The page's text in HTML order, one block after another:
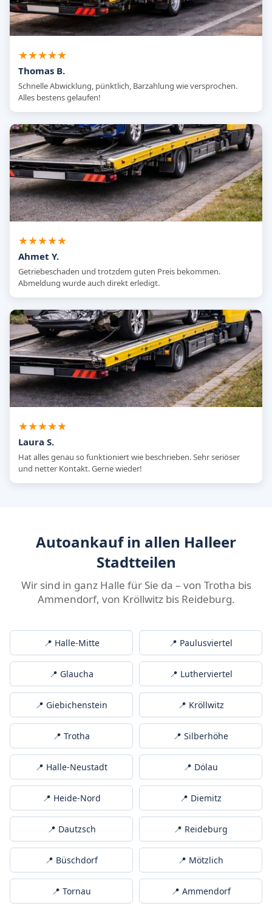
★★★★★
Thomas B.
Schnelle Abwicklung, pünktlich, Barzahlung wie versprochen.
Alles bestens gelaufen!
★★★★★
Ahmet Y.
Getriebeschaden und trotzdem guten Preis bekommen.
Abmeldung wurde auch direkt erledigt.
★★★★★
Laura S.
Hat alles genau so funktioniert wie beschrieben. Sehr seriöser
und netter Kontakt. Gerne wieder!
Autoankauf in allen Halleer
Stadtteilen
Wir sind in ganz Halle für Sie da – von Trotha bis
Ammendorf, von Kröllwitz bis Reideburg.
📍 Halle-Mitte 📍 Paulusviertel
📍 Glaucha 📍 Lutherviertel
📍 Giebichenstein 📍 Kröllwitz
📍 Trotha 📍 Silberhöhe
📍 Halle-Neustadt 📍 Dölau
📍 Heide-Nord 📍 Diemitz
📍 Dautzsch 📍 Reideburg
📍 Büschdorf 📍 Mötzlich
📍 Tornau 📍 Ammendorf